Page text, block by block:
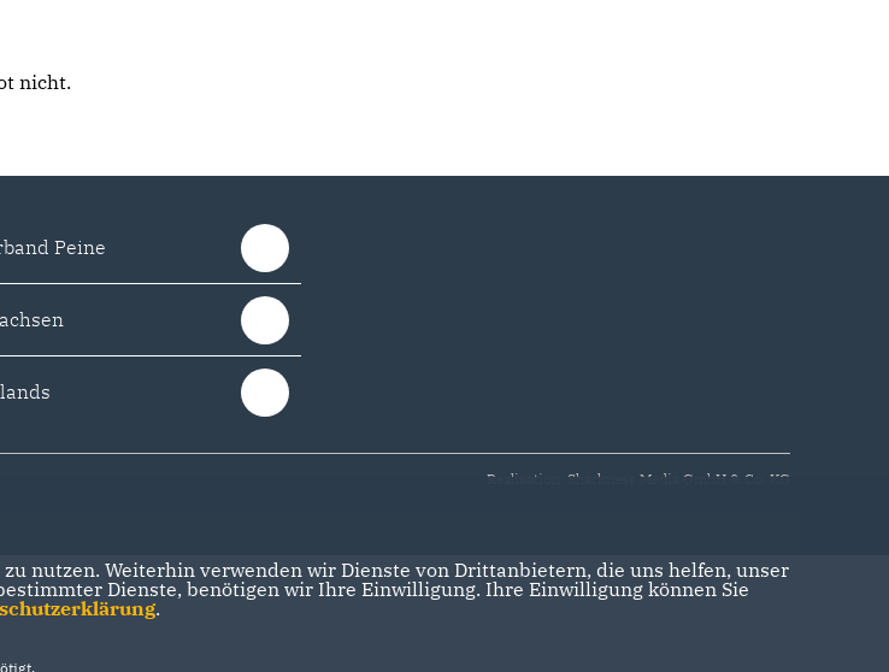
nicht.
Peine
Realisation: Sharkness Media GmbH & Co. KG
nutzen. Weiterhin verwenden wir Dienste von Drittanbietern, die uns helfen, unser
Dienste, benötigen wir Ihre Einwilligung. Ihre Einwilligung können Sie
.